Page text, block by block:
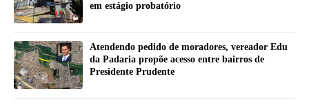
em estágio probatório
Atendendo pedido de moradores, vereador Edu
da Padaria propõe acesso entre bairros de
Presidente Prudente